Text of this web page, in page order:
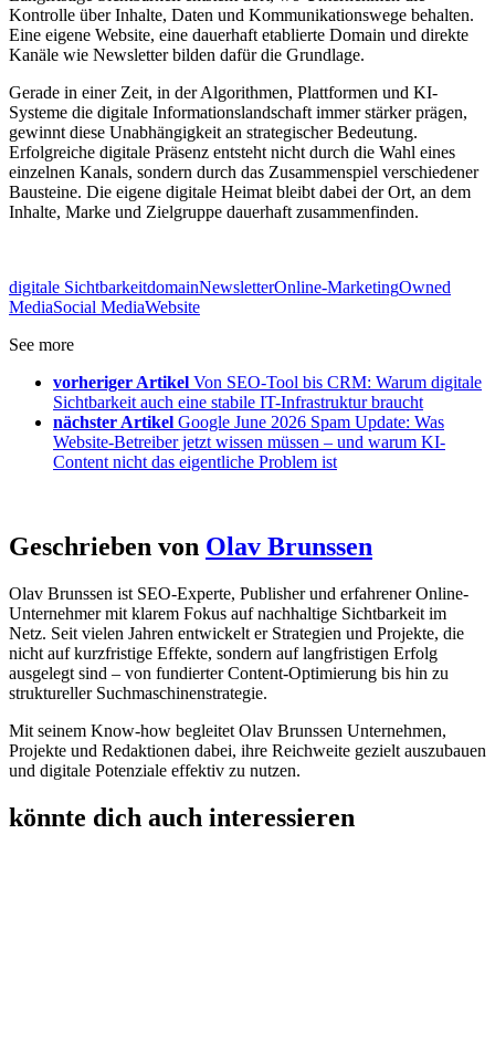
Kontrolle über Inhalte, Daten und Kommunikationswege behalten.
Eine eigene Website, eine dauerhaft etablierte Domain und direkte
Kanäle wie Newsletter bilden dafür die Grundlage.
Gerade in einer Zeit, in der Algorithmen, Plattformen und KI-
Systeme die digitale Informationslandschaft immer stärker prägen,
gewinnt diese Unabhängigkeit an strategischer Bedeutung.
Erfolgreiche digitale Präsenz entsteht nicht durch die Wahl eines
einzelnen Kanals, sondern durch das Zusammenspiel verschiedener
Bausteine. Die eigene digitale Heimat bleibt dabei der Ort, an dem
Inhalte, Marke und Zielgruppe dauerhaft zusammenfinden.
digitale SichtbarkeitdomainNewsletterOnline-MarketingOwned
MediaSocial MediaWebsite
See more
vorheriger Artikel Von SEO-Tool bis CRM: Warum digitale
Sichtbarkeit auch eine stabile IT-Infrastruktur braucht
nächster Artikel Google June 2026 Spam Update: Was
Website-Betreiber jetzt wissen müssen – und warum KI-
Content nicht das eigentliche Problem ist
Geschrieben von Olav Brunssen
Olav Brunssen ist SEO-Experte, Publisher und erfahrener Online-
Unternehmer mit klarem Fokus auf nachhaltige Sichtbarkeit im
Netz. Seit vielen Jahren entwickelt er Strategien und Projekte, die
nicht auf kurzfristige Effekte, sondern auf langfristigen Erfolg
ausgelegt sind – von fundierter Content-Optimierung bis hin zu
struktureller Suchmaschinenstrategie.
Mit seinem Know-how begleitet Olav Brunssen Unternehmen,
Projekte und Redaktionen dabei, ihre Reichweite gezielt auszubauen
und digitale Potenziale effektiv zu nutzen.
könnte dich auch interessieren